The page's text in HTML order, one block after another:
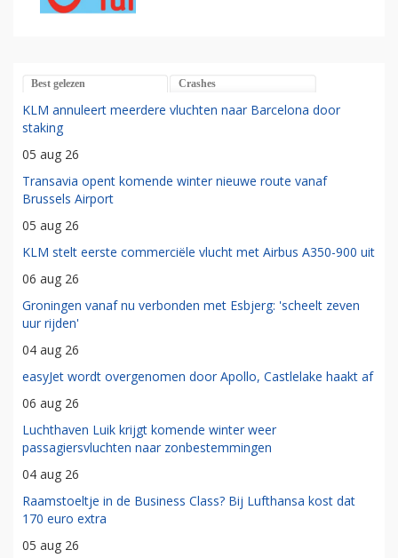
Best gelezen Crashes
KLM annuleert meerdere vluchten naar Barcelona door
staking
05 aug 26
Transavia opent komende winter nieuwe route vanaf
Brussels Airport
05 aug 26
KLM stelt eerste commerciële vlucht met Airbus A350-900 uit
06 aug 26
Groningen vanaf nu verbonden met Esbjerg: 'scheelt zeven
uur rijden'
04 aug 26
easyJet wordt overgenomen door Apollo, Castlelake haakt af
06 aug 26
Luchthaven Luik krijgt komende winter weer
passagiersvluchten naar zonbestemmingen
04 aug 26
Raamstoeltje in de Business Class? Bij Lufthansa kost dat
170 euro extra
05 aug 26